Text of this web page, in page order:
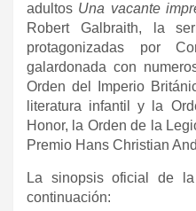
adultos Una vacante
Robert Galbraith, la
protagonizadas por
galardonada con
Orden del Imperio
literatura infantil y la
Honor, la Orden de la
Premio Hans Christian
La sinopsis oficial de
continuación: